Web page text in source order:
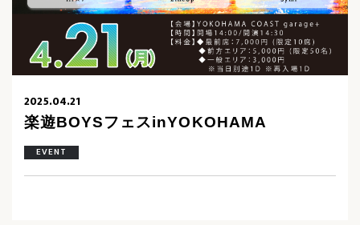
2025.04.21
楽遊BOYSフェスinYOKOHAMA
EVENT